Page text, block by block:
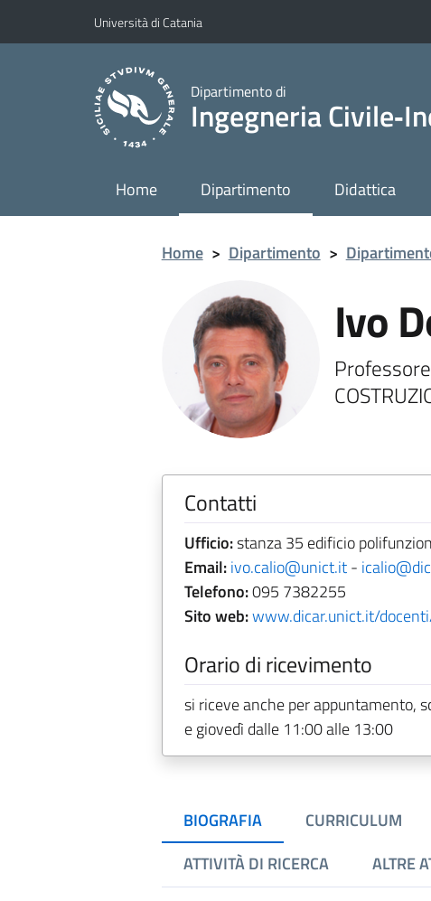
Vai al contenuto principale
Vai al menu di navigazione
Università di Catania
Dipartimento di
Ingegneria
Home Dipartimento Didattica
Home > Dipartimento >
Ivo
Contatti
Ufficio:stanza 35 edificio
Email:ivo.calio@unict.it-
Telefono:095 7382255
Sito web:www.dicar.unict.it/
Orario di ricevimento
si riceve anche per appuntamento,
e giovedì dalle 11:00 alle 13:00
BIOGRAFIA CURRICULUM
ATTIVITÀ DI RICERCA
ALTRE